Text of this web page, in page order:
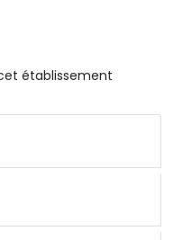
établissement